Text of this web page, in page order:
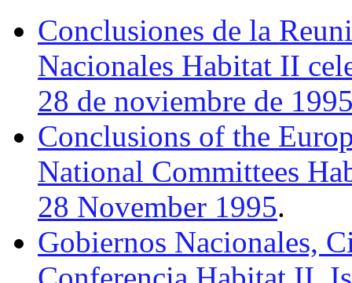
Conclusiones de la
Nacionales Habitat II
28 de noviembre de
Conclusions of the
National Committees
28 November 1995.
Gobiernos Nacionales,